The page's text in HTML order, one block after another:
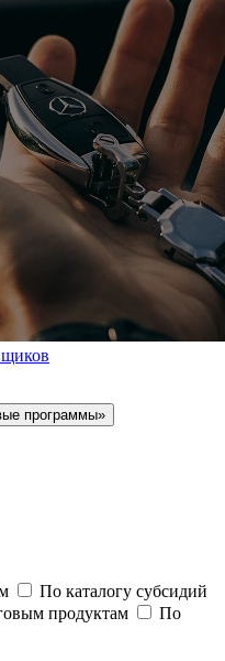
программы»
По каталогу субсидий
продуктам
По